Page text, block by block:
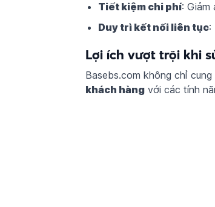
Tiết kiệm chi phí: Giảm
Duy trì kết nối liên tục:
Lợi ích vượt trội khi
Basebs.com không chỉ
khách hàng với các tính